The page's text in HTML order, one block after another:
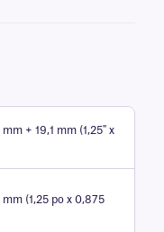
+ 19,1 mm (1,25" x
(1,25 po x 0,875